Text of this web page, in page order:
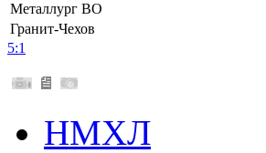
Металлург ВО
Гранит-Чехов
5:1
НМХЛ